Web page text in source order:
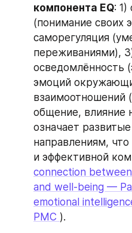
компонента EQ: 1)
(понимание своих
саморегуляция
переживаниями),
осведомлённость
эмоций
взаимоотношений
общение, влияние
означает
направлениям,
и эффективной
connection
and well-being —
emotional
PMC ).